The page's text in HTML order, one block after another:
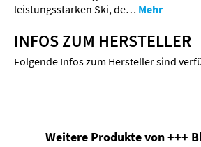
leistungsstarken Ski, de… Mehr
INFOS ZUM HERSTELLER
Folgende Infos zum Hersteller sind
Produktgalerie überspringen
Weitere Produkte von +++